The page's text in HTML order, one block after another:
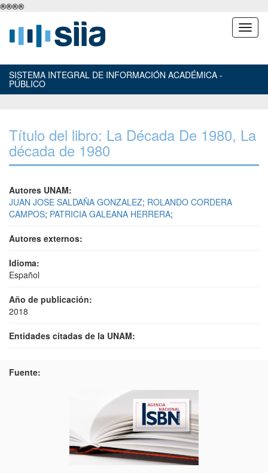
®®®®
SISTEMA INTEGRAL DE INFORMACIÓN ACADÉMICA -
PÚBLICO
Título del libro: La Década De 1980, La
década de 1980
Autores UNAM:
JUAN JOSE SALDAÑA GONZALEZ; ROLANDO CORDERA
CAMPOS; PATRICIA GALEANA HERRERA;
Autores externos:
Idioma:
Español
Año de publicación:
2018
Entidades citadas de la UNAM:
Fuente: